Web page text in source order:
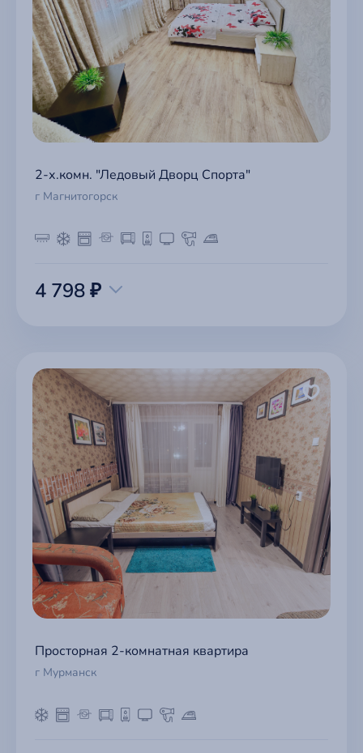
2-х.комн. "Ледовый Дворц Спорта"
г Магнитогорск
4 798 ₽
Просторная 2-комнатная квартира
г Мурманск